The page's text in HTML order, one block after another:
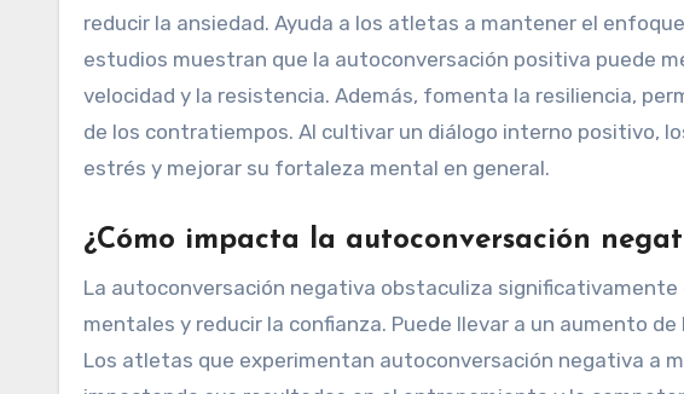
reducir la ansiedad. Ayuda a los atletas a mantener el
estudios muestran que la autoconversación positiva puede
velocidad y la resistencia. Además, fomenta la resiliencia,
de los contratiempos. Al cultivar un diálogo interno positivo,
estrés y mejorar su fortaleza mental en general.
¿Cómo impacta la autoconversación
La autoconversación negativa obstaculiza
mentales y reducir la confianza. Puede llevar a un aumento
Los atletas que experimentan autoconversación negativa a